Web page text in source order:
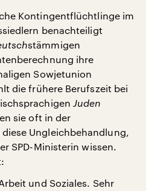
Kontingentflüchtlinge im
benachteiligt
stämmigen
ihre
Sowjetunion
die frühere Berufszeit bei
Juden
sie oft in der
Ungleichbehandlung,
SPD-Ministerin wissen.
und Soziales. Sehr